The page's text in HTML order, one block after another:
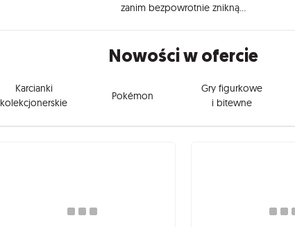
zanim bezpowrotnie znikną...
Nowości w ofercie
Karcianki
kolekcjonerskie
Pokémon
Gry figurkowe
i bitewne